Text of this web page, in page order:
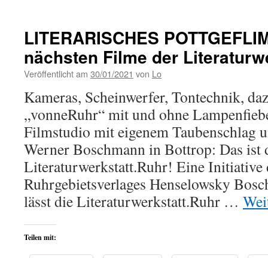
LITERARISCHES
nächsten Filme der
Veröffentlicht am 30/01/2021 von Lo
Kameras, Scheinwerfer, Tontechnik,
„vonneRuhr“ mit und ohne
Filmstudio mit eigenem Taubenschlag
Werner Boschmann in Bottrop: Das ist
Literaturwerkstatt.Ruhr! Eine Initiative
Ruhrgebietsverlages Henselowsky
lässt die Literaturwerkstatt.Ruhr …
Teilen mit: